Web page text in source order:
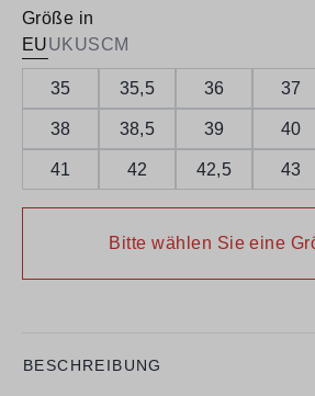
Größe in
EUUKUSCM
35 35,5 36 37
38 38,5 39 40
41 42 42,5 43
Bitte wählen Sie eine
BESCHREIBUNG